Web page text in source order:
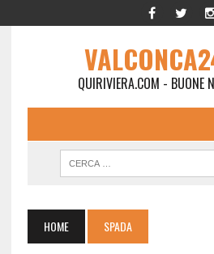
QUIRIVIERA.COM - BUONE
HOME SPADA